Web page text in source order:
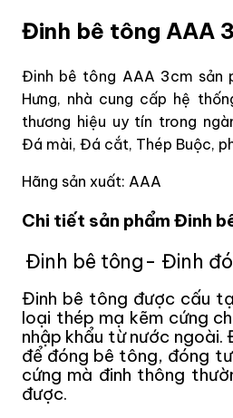
Đinh bê tông AAA
Đinh bê tông AAA 3cm sản
Hưng, nhà cung cấp hệ
thương hiệu uy tín trong
Đá mài, Đá cắt, Thép Buộc,
Hãng sản xuất: AAA
Chi tiết sản phẩm Đinh
Đinh bê tông- Đinh
Đinh bê tông được cấu
loại thép mạ kẽm cứng
nhập khẩu từ nước ngoài.
để đóng bê tông, đóng
cứng mà đinh thông
được.